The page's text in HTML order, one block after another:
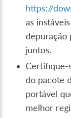
https://
as
depuração
juntos.
Certifique-
do pacote
portável
melhor